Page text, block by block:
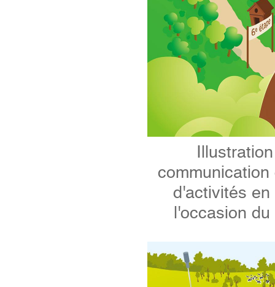
d'activités
l'occasion